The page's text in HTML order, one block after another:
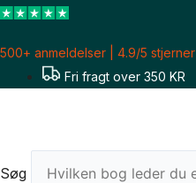
Gå
indholdet
500+ anmeldelser | 4.9/5 stjerner
Fri fragt over 350 KR
Søg